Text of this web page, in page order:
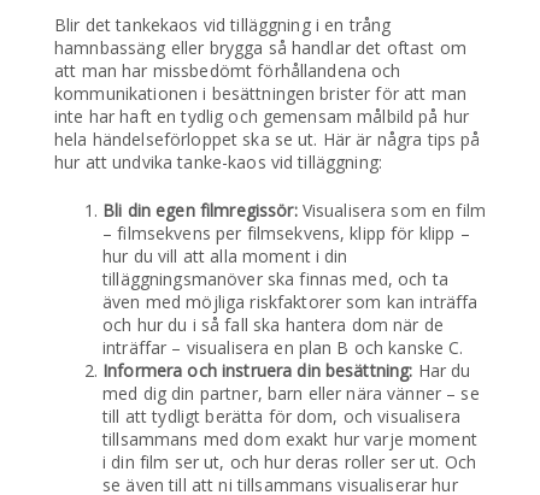
Blir det tankekaos vid tilläggning i en trång
hamnbassäng eller brygga så handlar det oftast om
att man har missbedömt förhållandena och
kommunikationen i besättningen brister för att man
inte har haft en tydlig och gemensam målbild på hur
hela händelseförloppet ska se ut. Här är några tips på
hur att undvika tanke-kaos vid tilläggning:
Bli din egen filmregissör:Visualisera som en film
– filmsekvens per filmsekvens, klipp för klipp –
hur du vill att alla moment i din
tilläggningsmanöver ska finnas med, och ta
även med möjliga riskfaktorer som kan inträffa
och hur du i så fall ska hantera dom när de
inträffar – visualisera en plan B och kanske C.
Informera och instruera din besättning: Har du
med dig din partner, barn eller nära vänner – se
till att tydligt berätta för dom, och visualisera
tillsammans med dom exakt hur varje moment
i din film ser ut, och hur deras roller ser ut. Och
se även till att ni tillsammans visualiserar hur